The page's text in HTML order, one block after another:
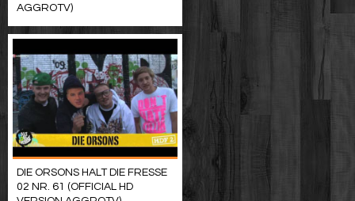
AGGROTV)
DIE ORSONS HALT DIE FRESSE
02 NR. 61 (OFFICIAL HD